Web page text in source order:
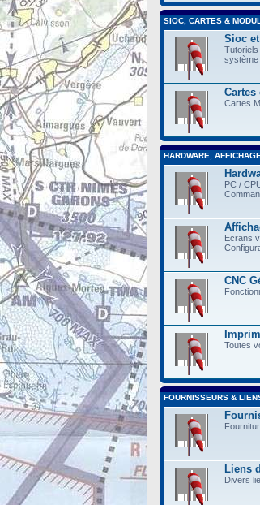
SIOC, CARTES &
Sioc
système
Cartes
Cartes
HARDWARE,
PC /
Ecrans
CNC
Toutes
FOURNISSEURS &
Liens
Divers